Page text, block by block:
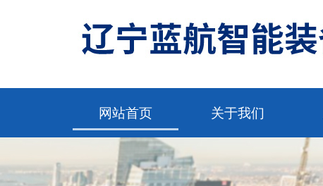
网站首页 关于我们